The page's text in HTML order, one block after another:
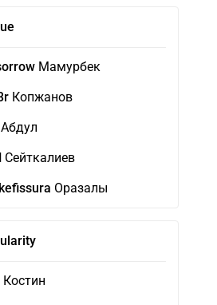
Мамурбек
Копжанов
Сейткалиев
Оразалы
Костин